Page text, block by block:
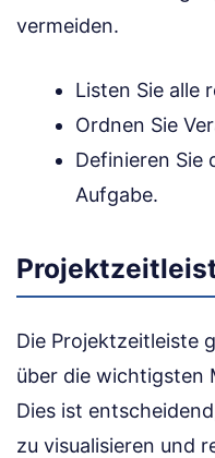
vermeiden.
Listen Sie alle
Ordnen Sie
Definieren Sie
Aufgabe.
Die Projektzeitleiste
über die wichtigsten
Dies ist
zu visualisieren und